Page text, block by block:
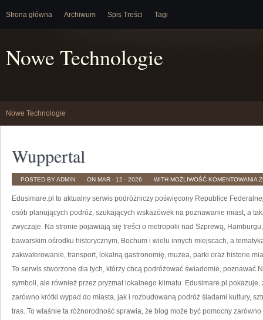
Strona główna Archiwum Spis Treści Tagi
Nowe Technologie
Nowe Technologie
Wuppertal
POSTED BY ADMIN ON MAR - 12 - 2026 WITH MOŻLIWOŚĆ KOMENTOWANIA
Edusimare.pl to aktualny serwis podróżniczy poświęcony Republice
osób planujących podróż, szukających wskazówek na poznawanie miast, a
zwyczaje. Na stronie pojawiają się treści o metropolii nad Szprewą,
bawarskim ośrodku historycznym, Bochum i wielu innych miejscach, a
zakwaterowanie, transport, lokalną gastronomię, muzea, parki oraz historie
To serwis stworzone dla tych, którzy chcą podróżować świadomie, poznawać
symboli, ale również przez pryzmat lokalnego klimatu. Edusimare.pl
zarówno krótki wypad do miasta, jak i rozbudowaną podróż śladami kultury,
tras. To właśnie ta różnorodność sprawia, że blog może być pomocny